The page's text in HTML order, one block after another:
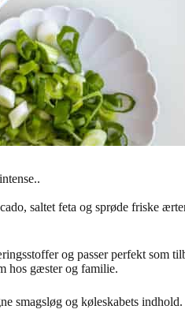
saltet feta og sprøde friske
og passer perfekt som
hos gæster og familie.
smagsløg og køleskabets indhold.